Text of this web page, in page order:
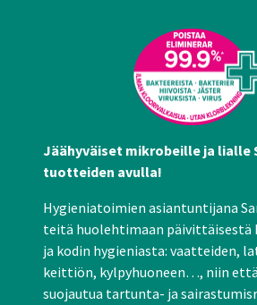
Jäähyväiset mikrobeille ja lialle
tuotteiden avulla!
Hygieniatoimien asiantuntijana
teitä huolehtimaan päivittäisestä
ja kodin hygieniasta: vaatteiden,
keittiön, kylpyhuoneen…, niin
suojautua tartunta- ja